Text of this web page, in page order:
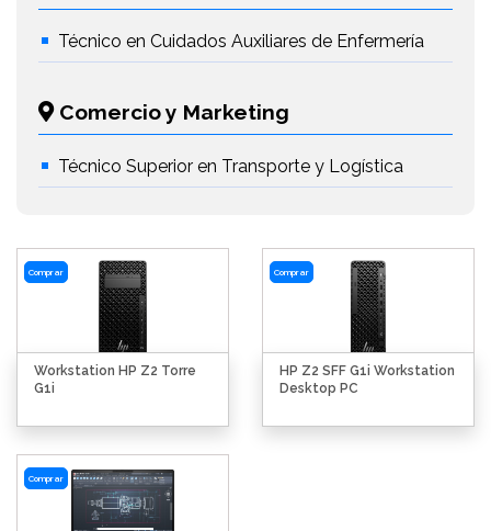
Técnico en Cuidados Auxiliares de Enfermería
Comercio y Marketing
Técnico Superior en Transporte y Logística
Comprar
Workstation HP Z2 Torre
G1i
Comprar
HP Z2 SFF G1i Workstation
Desktop PC
Comprar